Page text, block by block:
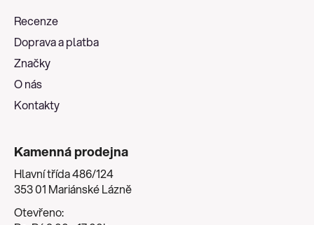
Recenze
Doprava a platba
Značky
O nás
Kontakty
Kamenná prodejna
Hlavní třída 486/124
353 01 Mariánské Lázně
Otevřeno: